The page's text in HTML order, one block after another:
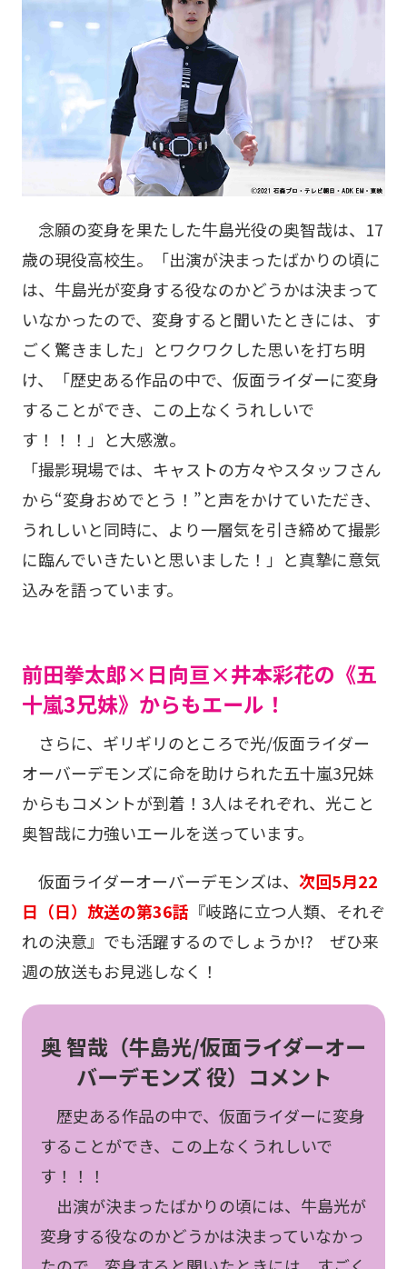
念願の変身を果たした牛島光役の奥智哉は、17
歳の現役高校生。「出演が決まったばかりの頃に
は、牛島光が変身する役なのかどうかは決まって
いなかったので、変身すると聞いたときには、す
ごく驚きました」とワクワクした思いを打ち明
け、「歴史ある作品の中で、仮面ライダーに変身
することができ、この上なくうれしいで
す！！！」と大感激。
「撮影現場では、キャストの方々やスタッフさん
から“変身おめでとう！”と声をかけていただき、
うれしいと同時に、より一層気を引き締めて撮影
に臨んでいきたいと思いました！」と真摯に意気
込みを語っています。
前田拳太郎×日向亘×井本彩花の《五
十嵐3兄妹》からもエール！
さらに、ギリギリのところで光/仮面ライダー
オーバーデモンズに命を助けられた五十嵐3兄妹
からもコメントが到着！3人はそれぞれ、光こと
奥智哉に力強いエールを送っています。
仮面ライダーオーバーデモンズは、 次回5月22
日（日）放送の第36話 『岐路に立つ人類、それぞ
れの決意』でも活躍するのでしょうか!? ぜひ来
週の放送もお見逃しなく！
奥 智哉（牛島光/仮面ライダーオー
バーデモンズ 役）コメント
歴史ある作品の中で、仮面ライダーに変身
することができ、この上なくうれしいで
す！！！
出演が決まったばかりの頃には、牛島光が
変身する役なのかどうかは決まっていなかっ